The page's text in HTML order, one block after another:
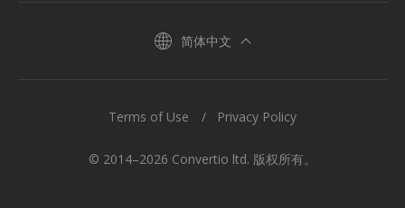
简体中文
© 2014–2026 Convertio ltd. 版权所有。
Terms of Use Privacy Policy